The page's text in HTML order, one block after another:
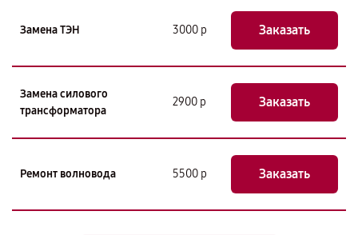
Замена ТЭН 3000 р Заказать
Замена силового
трансформатора
2900 р Заказать
Ремонт волновода 5500 р Заказать